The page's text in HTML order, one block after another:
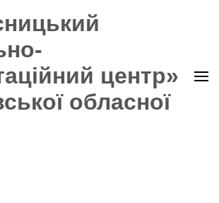
центр»
обласної